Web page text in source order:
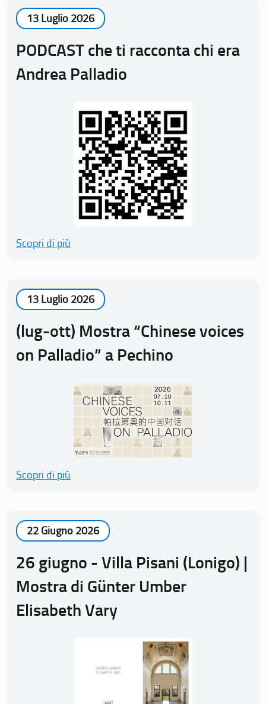
13 Luglio 2026
PODCAST che ti racconta chi era
Andrea Palladio
Scopri di più
13 Luglio 2026
(lug-ott) Mostra “Chinese voices
on Palladio” a Pechino
Scopri di più
22 Giugno 2026
26 giugno - Villa Pisani (Lonigo) |
Mostra di Günter Umber
Elisabeth Vary